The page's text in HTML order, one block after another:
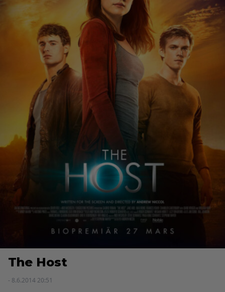
The Host
- 8.6.2014 20:51